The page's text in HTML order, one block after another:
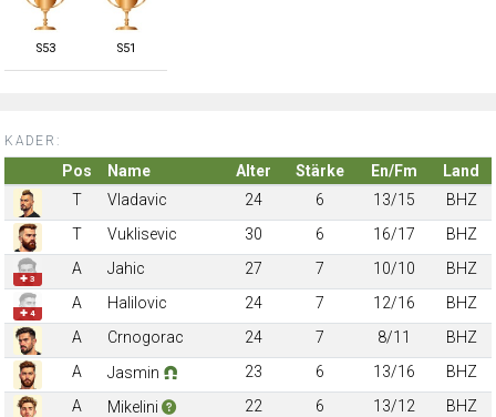
S53 S51
KADER:
Pos Name Alter Stärke En/Fm
Land
T
Vladavic 24 6 13/15
BHZ
T
Vuklisevic 30 6 16/17 BHZ
✚ 3
A Jahic 27 7 10/10 BHZ
✚ 4
A Halilovic 24 7 12/16
BHZ
A
Crnogorac 24 7 8/11
BHZ
A
Jasmin 23 6 13/16
BHZ
A
Mikelini 22 6 13/12
BHZ